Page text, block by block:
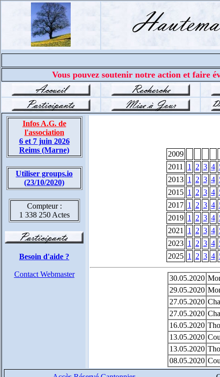
Vous pouvez soutenir notre action et faire
Infos A.G. de
l'association
6 et 7 juin 2026
Reims (Marne)
Utiliser groups.io
(23/10/2020)
Compteur :
1 338 250 Actes
Besoin d'aide ?
Contact Webmaster
2009
2011
1 2 3 4
2013 1 2 3 4
2015 1 2 3 4
2017 1 2 3 4
2019 1 2 3 4
2021
1 2 3 4
2023 1 2 3 4
2025 1 2 3 4
30.05.2020
29.05.2020
27.05.2020
27.05.2020
16.05.2020
13.05.2020
13.05.2020
08.05.2020